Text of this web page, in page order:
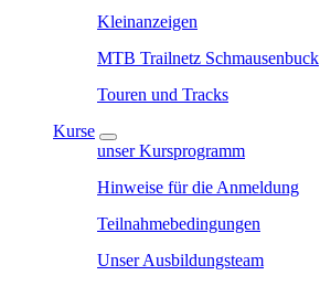
Kleinanzeigen
MTB Trailnetz Schmausenbuck
Touren und Tracks
Kurse
unser Kursprogramm
Hinweise für die Anmeldung
Teilnahmebedingungen
Unser Ausbildungsteam